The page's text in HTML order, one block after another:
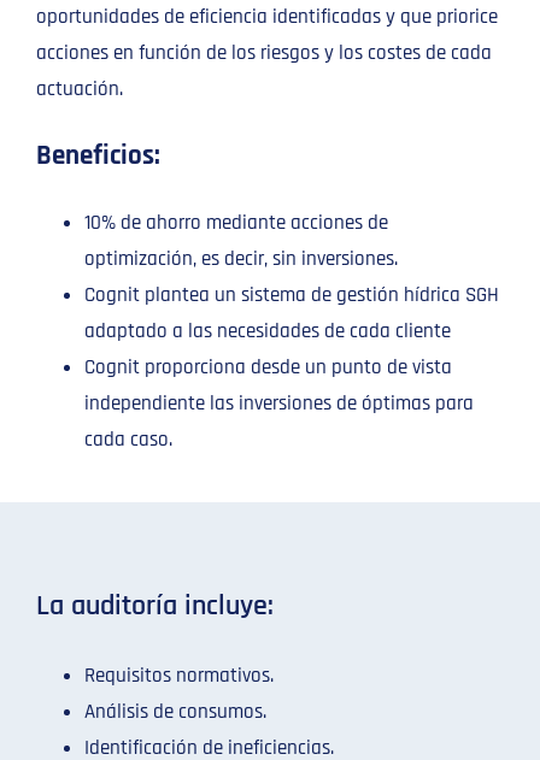
oportunidades de eficiencia identificadas y que priorice
acciones en función de los riesgos y los costes de cada
actuación.
Beneficios:
10% de ahorro mediante acciones de
optimización, es decir, sin inversiones.
Cognit plantea un sistema de gestión hídrica SGH
adaptado a las necesidades de cada cliente
Cognit proporciona desde un punto de vista
independiente las inversiones de óptimas para
cada caso.
La auditoría incluye:
Requisitos normativos.
Análisis de consumos.
Identificación de ineficiencias.